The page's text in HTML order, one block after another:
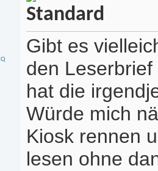
Gibt es
den
hat die
Würde mich
Kiosk rennen
lesen ohne